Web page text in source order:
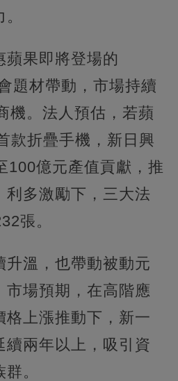
蘋果即將登場的
題材帶動，市場持續
機。法人預估，若蘋
款折疊手機，新日興
100億元產值貢獻，推
利多激勵下，三大法
張。
溫，也帶動被動元
市場預期，在高階應
格上漲推動下，新一
續兩年以上，吸引資
。